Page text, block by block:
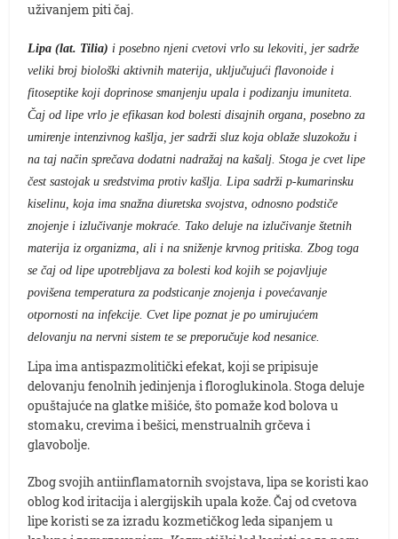
uživanjem piti čaj.
Lipa (lat. Tilia) i posebno njeni cvetovi vrlo su lekoviti, jer sadrže
veliki broj biološki aktivnih materija, uključujući flavonoide i
fitoseptike koji doprinose smanjenju upala i podizanju imuniteta.
Čaj od lipe vrlo je efikasan kod bolesti disajnih organa, posebno za
umirenje intenzivnog kašlja, jer sadrži sluz koja oblaže sluzokožu i
na taj način sprečava dodatni nadražaj na kašalj. Stoga je cvet lipe
čest sastojak u sredstvima protiv kašlja. Lipa sadrži p-kumarinsku
kiselinu, koja ima snažna diuretska svojstva, odnosno podstiče
znojenje i izlučivanje mokraće. Tako deluje na izlučivanje štetnih
materija iz organizma, ali i na sniženje krvnog pritiska. Zbog toga
se čaj od lipe upotrebljava za bolesti kod kojih se pojavljuje
povišena temperatura za podsticanje znojenja i povećavanje
otpornosti na infekcije. Cvet lipe poznat je po umirujućem
delovanju na nervni sistem te se preporučuje kod nesanice.
Lipa ima antispazmolitički efekat, koji se pripisuje
delovanju fenolnih jedinjenja i floroglukinola. Stoga deluje
opuštajuće na glatke mišiće, što pomaže kod bolova u
stomaku, crevima i bešici, menstrualnih grčeva i
glavobolje.
Zbog svojih antiinflamatornih svojstava, lipa se koristi kao
oblog kod iritacija i alergijskih upala kože. Čaj od cvetova
lipe koristi se za izradu kozmetičkog leda sipanjem u